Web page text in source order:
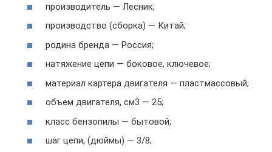
производитель — Лесник;
производство (сборка) — Китай;
родина бренда — Россия;
натяжение цепи — боковое, ключевое;
материал картера двигателя — пластмассовый;
объем двигателя, см3 — 25;
класс бензопилы — бытовой;
шаг цепи, (дюймы) — 3/8;